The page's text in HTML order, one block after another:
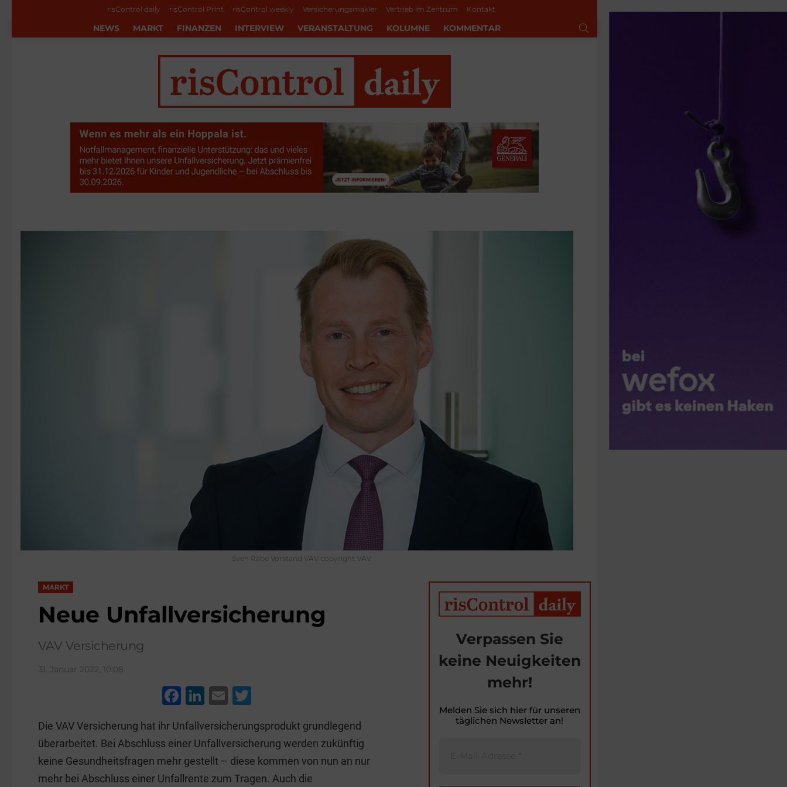
risControl daily risControl Print risControl weekly Versicherungsmakler Vertrieb im Zentrum Kontakt
NEWS MARKT FINANZEN INTERVIEW VERANSTALTUNG KOLUMNE KOMMENTAR
Sven Rabe Vorstand VAV copyright VAV
MARKT
Neue Unfallversicherung
VAV Versicherung
31. Januar 2022, 10:08
F
c
e
b
Li
k
e
dI
E
ai
l
tt
er
Die VAV Versicherung hat ihr Unfallversicherungsprodukt grundlegend
überarbeitet. Bei Abschluss einer Unfallversicherung werden zukünftig
keine Gesundheitsfragen mehr gestellt – diese kommen von nun an nur
mehr bei Abschluss einer Unfallrente zum Tragen. Auch die
Verpassen Sie
keine Neuigkeiten
mehr!
Melden Sie sich hier für unseren
täglichen Newsletter an!